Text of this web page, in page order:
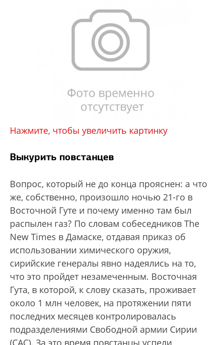
Нажмите, чтобы увеличить картинку
Выкурить повстанцев
Вопрос, который не до конца прояснен: а что
же, собственно, произошло ночью 21-го в
Восточной Гуте и почему именно там был
распылен газ? По словам собеседников The
New Times в Дамаске, отдавая приказ об
использовании химического оружия,
сирийские генералы явно надеялись на то,
что это пройдет незамеченным. Восточная
Гута, в которой, к слову сказать, проживает
около 1 млн человек, на протяжении пяти
последних месяцев контролировалась
подразделениями Свободной армии Сирии
(САС). За это время повстанцы успели